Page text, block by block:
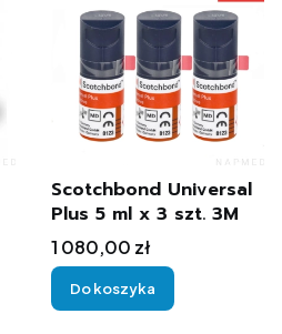
Scotchbond Universal
Plus 5 ml x 3 szt. 3M
Cena
1 080,00 zł
Do koszyka